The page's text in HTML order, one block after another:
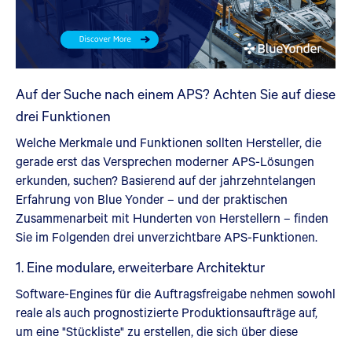
Auf der Suche nach einem APS? Achten Sie auf diese
drei Funktionen
Welche Merkmale und Funktionen sollten Hersteller, die
gerade erst das Versprechen moderner APS-Lösungen
erkunden, suchen? Basierend auf der jahrzehntelangen
Erfahrung von Blue Yonder – und der praktischen
Zusammenarbeit mit Hunderten von Herstellern – finden
Sie im Folgenden drei unverzichtbare APS-Funktionen.
1. Eine modulare, erweiterbare Architektur
Software-Engines für die Auftragsfreigabe nehmen sowohl
reale als auch prognostizierte Produktionsaufträge auf,
um eine "Stückliste" zu erstellen, die sich über diese